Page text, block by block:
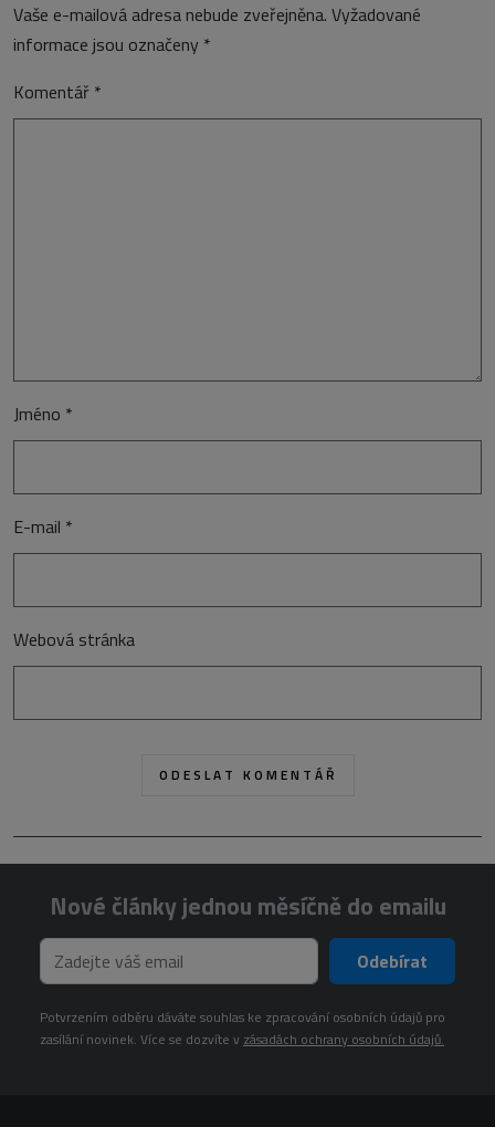
Vaše e-mailová adresa nebude zveřejněna. Vyžadované
informace jsou označeny *
Komentář *
Jméno *
E-mail *
Webová stránka
Nové články jednou měsíčně do emailu
Odebírat
Potvrzením odběru dáváte souhlas ke zpracování osobních údajů pro
zasílání novinek. Více se dozvíte v zásadách ochrany osobních údajů.